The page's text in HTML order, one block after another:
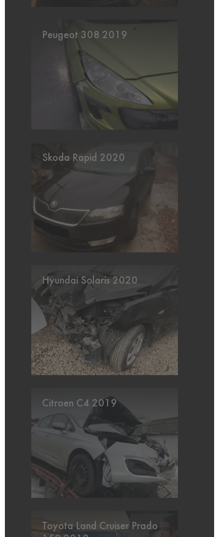
Peugeot 308 2019
Skoda Rapid 2020
Hyundai Solaris 2020
Citroen C4 2019
Toyota Land Cruiser Prado